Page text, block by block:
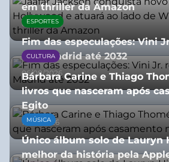
em thriller da Amazon
06/08/2026
ESPORTES
Fim das especulações: Vini
Real Madrid até 2032
06/08/2026
CULTURA
Bárbara Carine e Thiago
livros que nasceram após
Egito
10/07/2026
MÚSICA
Único álbum solo de Lauryn
melhor da história pela